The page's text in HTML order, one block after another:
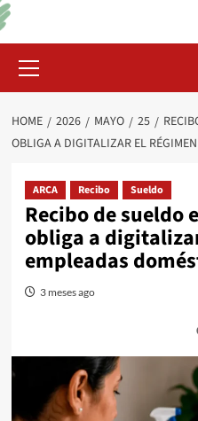
Menu
HOME 2026 MAYO 25
OBLIGA A DIGITALIZAR EL
ARCA Recibo Sueldo
Recibo de sueldo
obliga a
empleadas
3 meses ago